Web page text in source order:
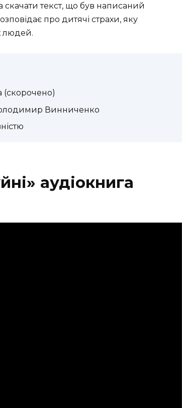
скачати текст, що був написаний
про дитячі страхи, яку
людей.
(скорочено)
Володимир Винниченко
аудіокнига